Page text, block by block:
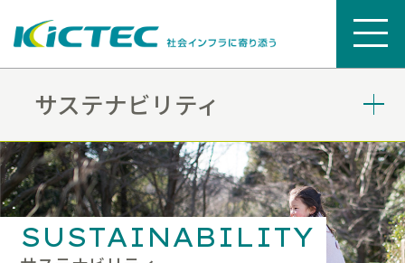
サステナビリティ
SUSTAINABILITY